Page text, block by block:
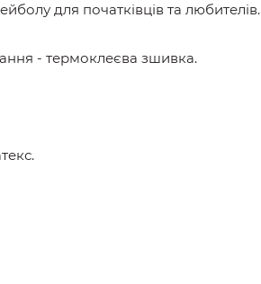
для початківців та любителів.
- термоклеєва зшивка.